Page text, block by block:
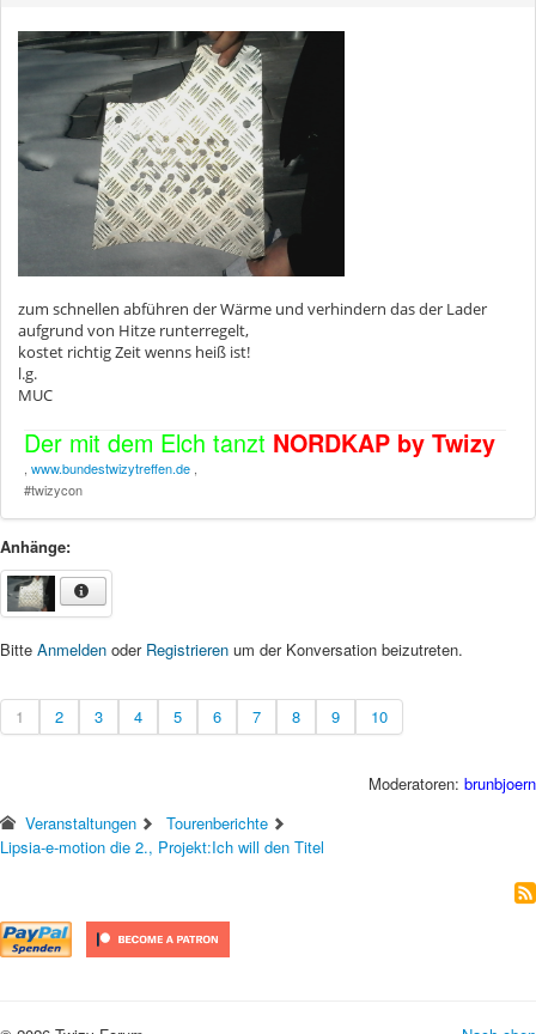
zum schnellen abführen der Wärme und verhindern das der Lader
aufgrund von Hitze runterregelt,
kostet richtig Zeit wenns heiß ist!
l.g.
MUC
Der mit dem Elch tanzt NORDKAP by Twizy
www.bundestwizytreffen.de
#twizycon
Anhänge:
Bitte Anmelden oder Registrieren um der Konversation beizutreten.
1 2 3 4 5 6 7 8 9 10
Moderatoren: brunbjoern
Veranstaltungen
Tourenberichte
Lipsia-e-motion die 2., Projekt:Ich will den Titel